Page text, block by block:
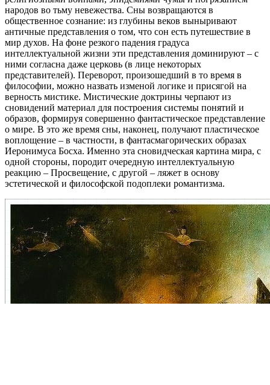
народов во тьму невежества. Сны возвращаются в
общественное сознание: из глубины веков выныривают
античные представления о том, что сон есть путешествие в
мир духов. На фоне резкого падения градуса
интеллектуальной жизни эти представления доминируют – с
ними согласна даже церковь (в лице некоторых
представителей). Переворот, произошедший в то время в
философии, можно назвать изменой логике и присягой на
верность мистике. Мистические доктрины черпают из
сновидений материал для построения системы понятий и
образов, формируя совершенно фантастическое представление
о мире. В это же время сны, наконец, получают пластическое
воплощение – в частности, в фантасмагорических образах
Иеронимуса Босха. Именно эта сновидческая картина мира, с
одной стороны, породит очередную интеллектуальную
реакцию – Просвещение, с другой – ляжет в основу
эстетической и философской подоплеки романтизма.